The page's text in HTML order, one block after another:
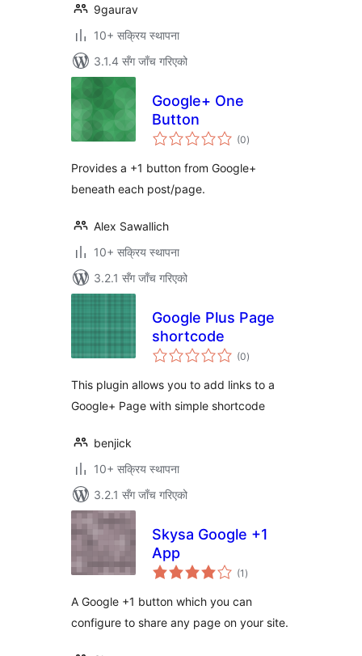
9gaurav
10+ सक्रिय स्थापना
3.1.4 सँग जाँच गरिएको
Google+ One
Button
(0कुल
रेटिङ्गहरू
)
Provides a +1 button from Google+
beneath each post/page.
Alex Sawallich
10+ सक्रिय स्थापना
3.2.1 सँग जाँच गरिएको
Google Plus Page
shortcode
(0कुल
रेटिङ्गहरू
)
This plugin allows you to add links to a
Google+ Page with simple shortcode
benjick
10+ सक्रिय स्थापना
3.2.1 सँग जाँच गरिएको
Skysa Google +1
App
(1 कुल
रेटिङ्गहरू
)
A Google +1 button which you can
configure to share any page on your site.